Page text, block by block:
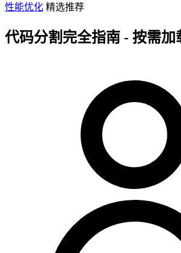
性能优化 精选推荐
代码分割完全指南 - 按需加